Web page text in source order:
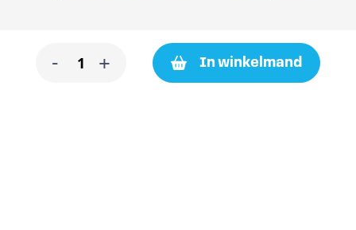
slaapzak
- + In winkelmand